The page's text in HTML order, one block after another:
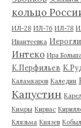
кольцо
ИЛ-28 ИЛ-76 ИЛ-78
Ивантеевка
Интеко Ира
К.Перфильев
Каламкаров Каледин
Капустин
Кимры Кирвас
Клязьма Князев